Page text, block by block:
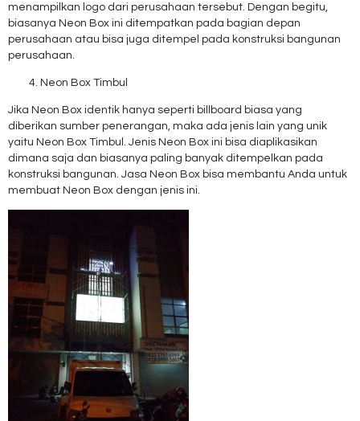
menampilkan logo dari perusahaan tersebut. Dengan begitu,
biasanya Neon Box ini ditempatkan pada bagian depan
perusahaan atau bisa juga ditempel pada konstruksi bangunan
perusahaan.
Neon Box Timbul
Jika Neon Box identik hanya seperti billboard biasa yang
diberikan sumber penerangan, maka ada jenis lain yang unik
yaitu Neon Box Timbul. Jenis Neon Box ini bisa diaplikasikan
dimana saja dan biasanya paling banyak ditempelkan pada
konstruksi bangunan. Jasa Neon Box bisa membantu Anda untuk
membuat Neon Box dengan jenis ini.